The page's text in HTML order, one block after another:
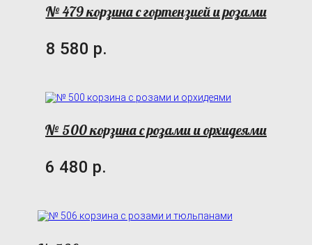
№ 479 корзина с гортензией и розами
8 580 р.
№ 500 корзина с розами и орхидеями
6 480 р.